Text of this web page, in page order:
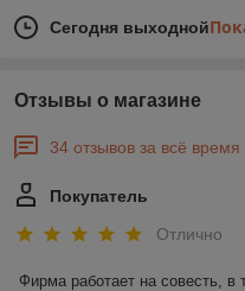
Сегодня выходной
Отзывы о магазине
34 отзывов за всё время
Покупатель
Отлично
Фирма работает на совесть,